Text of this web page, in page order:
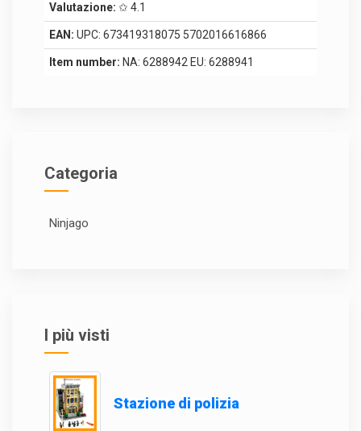
Valutazione: ✩ 4.1
EAN: UPC: 673419318075 5702016616866
Item number: NA: 6288942 EU: 6288941
Categoria
Ninjago
I più visti
Stazione di polizia